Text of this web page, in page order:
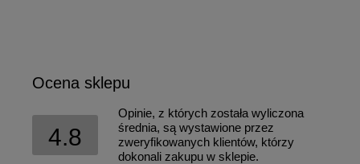
Ocena sklepu
4.8
Opinie, z których została wyliczona
średnia, są wystawione przez
zweryfikowanych klientów, którzy
dokonali zakupu w sklepie.